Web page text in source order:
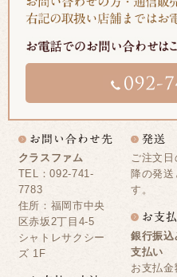
クラスファム
TEL：092-741-
7783
住所：福岡市中央
区赤坂2丁目4-5
シャトレサクシー
ズ 1F
ご注文日
降の発送
す。
銀行振込
支払い
お支払金